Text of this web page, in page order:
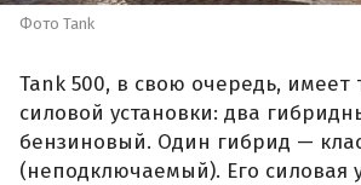
Фото Tank
Tank 500, в свою очередь, имеет
силовой установки: два
бензиновый. Один гибрид —
(неподключаемый). Его силовая